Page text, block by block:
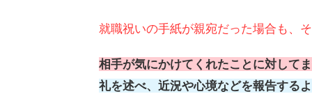
就職祝いの手紙が親宛だった場合も、
相手が気にかけてくれたことに対して
礼を述べ、近況や心境などを報告する